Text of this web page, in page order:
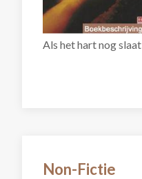
Als het hart nog slaat
Non-Fictie